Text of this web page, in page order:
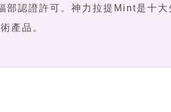
認證許可。神力拉提Mint是十大
產品。